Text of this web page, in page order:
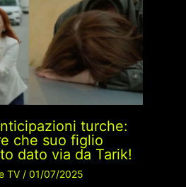
turche:
che suo figlio
dato via da Tarik!
TV/ 01/07/2025